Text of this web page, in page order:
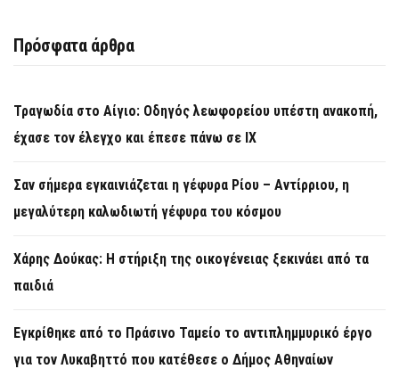
Πρόσφατα άρθρα
Τραγωδία στο Αίγιο: Οδηγός λεωφορείου υπέστη ανακοπή,
έχασε τον έλεγχο και έπεσε πάνω σε ΙΧ
Σαν σήμερα εγκαινιάζεται η γέφυρα Ρίου – Αντίρριου, η
μεγαλύτερη καλωδιωτή γέφυρα του κόσμου
Χάρης Δούκας: Η στήριξη της οικογένειας ξεκινάει από τα
παιδιά
Εγκρίθηκε από το Πράσινο Ταμείο το αντιπλημμυρικό έργο
για τον Λυκαβηττό που κατέθεσε ο Δήμος Αθηναίων